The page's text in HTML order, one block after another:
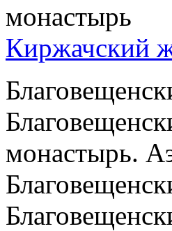
Киржачский
монастырь.